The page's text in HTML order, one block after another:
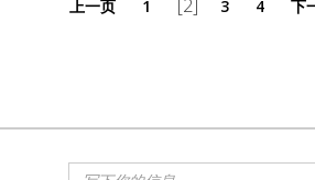
上一页 1 [2] 3 4 下